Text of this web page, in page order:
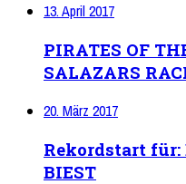
13. April 2017
PIRATES OF
SALAZARS
20. März 2017
Rekordstart für:
BIEST